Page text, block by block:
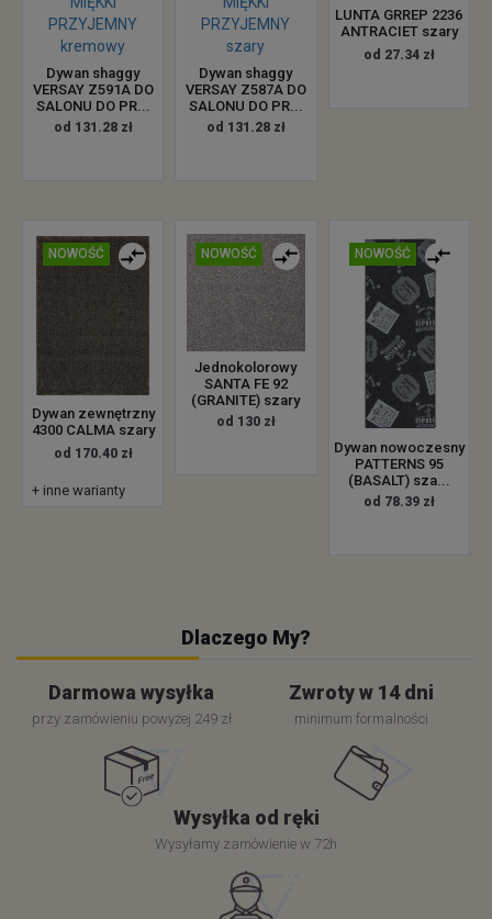
Dywan shaggy
VERSAY Z591A DO
SALONU DO PR...
od 131.28 zł
Dywan shaggy
VERSAY Z587A DO
SALONU DO PR...
od 131.28 zł
LUNTA GRREP 2236
ANTRACIET szary
od 27.34 zł
NOWOŚĆ
Dywan zewnętrzny
4300 CALMA szary
od 170.40 zł
+ inne warianty
NOWOŚĆ
Jednokolorowy
SANTA FE 92
(GRANITE) szary
od 130 zł
NOWOŚĆ
Dywan nowoczesny
PATTERNS 95
(BASALT) sza...
od 78.39 zł
Dlaczego My?
Darmowa wysyłka
przy zamówieniu powyżej 249 zł
Zwroty w 14 dni
minimum formalności
Wysyłka od ręki
Wysyłamy zamówienie w 72h